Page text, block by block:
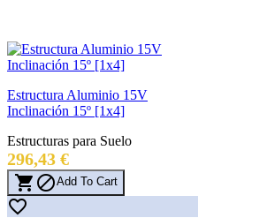
Estructura Aluminio 15V
Inclinación 15º [1x4]
Estructuras para Suelo
296,43 €Precio
 Add To Cart
